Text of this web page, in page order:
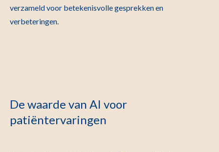
verzameld voor betekenisvolle gesprekken en
verbeteringen.
De waarde van AI voor
patiëntervaringen